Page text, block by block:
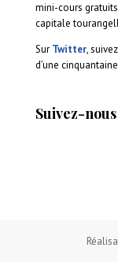
mini-cours
capitale
Sur Twitter,
d’une
Suivez-nous